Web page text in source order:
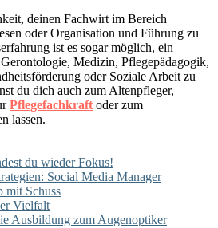
deinen Fachwirt im Bereich
oder Organisation und Führung zu
ist es sogar möglich, ein
Medizin, Pflegepädagogik,
oder Soziale Arbeit zu
du dich auch zum Altenpfleger,
Pflegefachkraft oder zum
lassen.
du wieder Fokus!
Social Media Manager
mit Schuss
Vielfalt
Ausbildung zum Augenoptiker